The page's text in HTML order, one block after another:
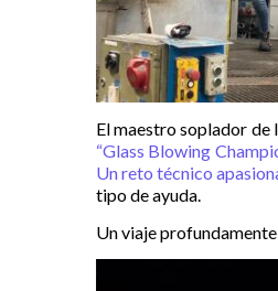
El maestro soplador de
“Glass Blowing
Un reto técnico
tipo de ayuda.
Un viaje